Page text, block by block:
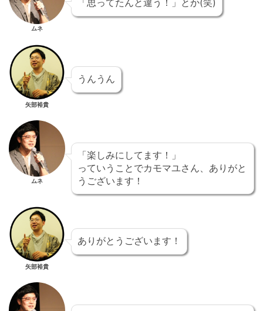
ムネ
「思ってたんと違う！」とか(笑)
矢部裕貴
うんうん
ムネ
「楽しみにしてます！」
っていうことでカモマユさん、ありがと
うございます！
矢部裕貴
ありがとうございます！